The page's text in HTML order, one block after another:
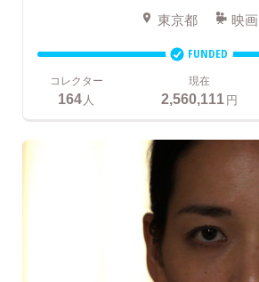
東京都 映画
FUNDED
コレクター
164 人
現在
2,560,111円